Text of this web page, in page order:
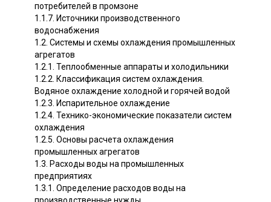
потребителей в промзоне
1.1.7. Источники производственного
водоснабжения
1.2. Системы и схемы охлаждения промышленных
агрегатов
1.2.1. Теплообменные аппараты и холодильники
1.2.2. Классификация систем охлаждения.
Водяное охлаждение холодной и горячей водой
1.2.3. Испарительное охлаждение
1.2.4. Технико-экономические показатели систем
охлаждения
1.2.5. Основы расчета охлаждения
промышленных агрегатов
1.3. Расходы воды на промышленных
предприятиях
1.3.1. Определение расходов воды на
производственные нужды